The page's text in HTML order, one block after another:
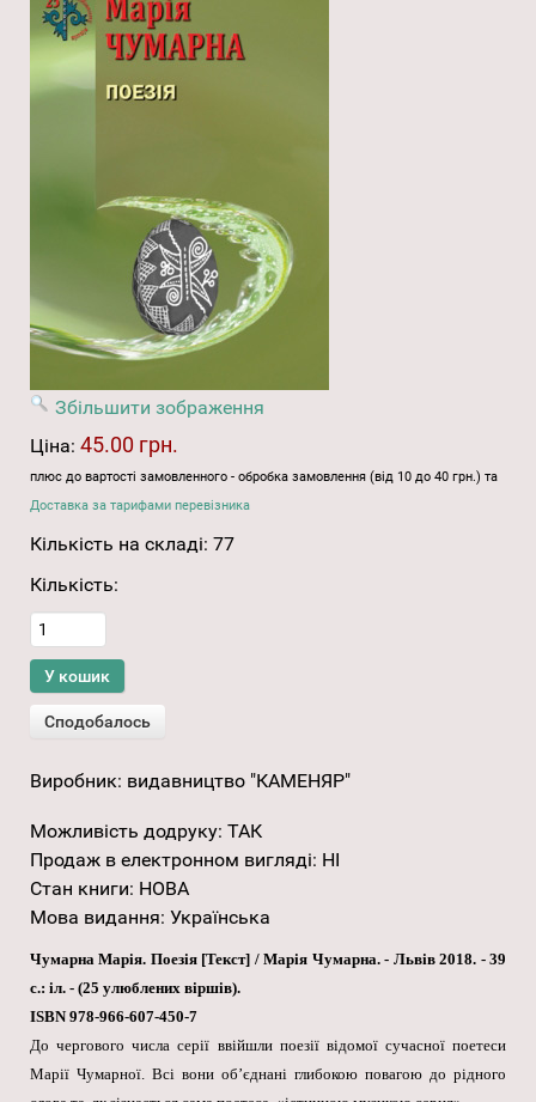
Збільшити зображення
Ціна: 45.00 грн.
плюс до вартості замовленного - обробка замовлення (від 10 до 40 грн.) та
Доставка за тарифами перевізника
Кількість на складі: 77
Кількість:
Виробник: видавництво "КАМЕНЯР"
Можливість додруку: ТАК
Продаж в електронном вигляді: НІ
Стан книги: НОВА
Мова видання: Українська
Чумарна Марія. Поезія [Текст] / Марія Чумарна. - Львів 2018. - 39
с.: іл. - (25 улюблених віршів).
ISBN 978-966-607-450-7
До чергового числа серії ввійшли поезії відомої сучасної поетеси
Марії Чумарної. Всі вони об’єднані глибокою повагою до рідного